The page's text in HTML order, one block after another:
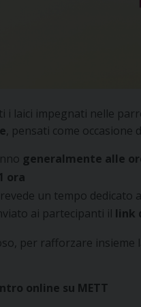
i laici impegnati nelle
, pensati come occasione
generalmente alle
ora
un tempo dedicato
ai partecipanti il link
per rafforzare
online su METT